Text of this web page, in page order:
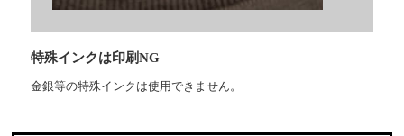
特殊インクは印刷NG
金銀等の特殊インクは使用できません。